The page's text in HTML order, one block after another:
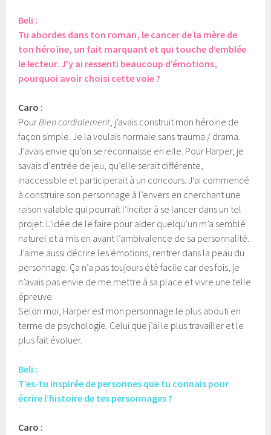
Beli :
Tu abordes dans ton roman, le cancer de la mère de
ton héroïne, un fait marquant et qui touche d’emblée
le lecteur. J’y ai ressenti beaucoup d’émotions,
pourquoi avoir choisi cette voie ?
Caro :
Pour Bien cordialement , j’avais construit mon héroïne de
façon simple. Je la voulais normale sans trauma / drama.
J’avais envie qu’on se reconnaisse en elle. Pour Harper, je
savais d’entrée de jeu, qu’elle serait différente,
inaccessible et participerait à un concours. J’ai commencé
à construire son personnage à l’envers en cherchant une
raison valable qui pourrait l’inciter à se lancer dans un tel
projet. L’idée de le faire pour aider quelqu’un m’a semblé
naturel et a mis en avant l’ambivalence de sa personnalité.
J’aime aussi décrire les émotions, rentrer dans la peau du
personnage. Ça n’a pas toujours été facile car des fois, je
n’avais pas envie de me mettre à sa place et vivre une telle
épreuve.
Selon moi, Harper est mon personnage le plus abouti en
terme de psychologie. Celui que j’ai le plus travailler et le
plus fait évoluer.
Beli :
T’es-tu inspirée de personnes que tu connais pour
écrire l’histoire de tes personnages ?
Caro :